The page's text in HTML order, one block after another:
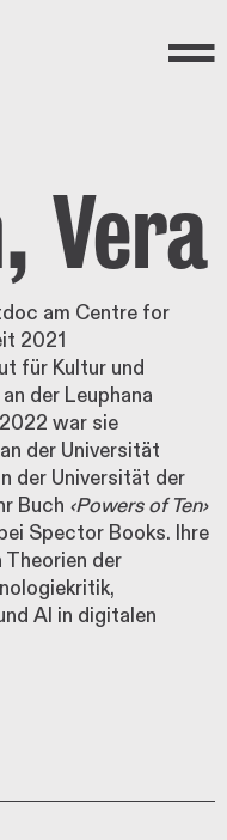
Menü
Vera
am Centre for
2021
für Kultur und
der Leuphana
war sie
der Universität
der Universität der
Buch ‹Powers of Ten›
Spector Books. Ihre
der
AI in digitalen